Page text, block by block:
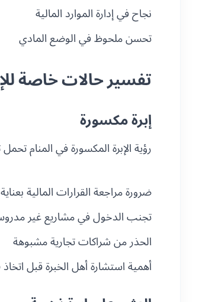
نجاح في إدارة الموارد المالية
تحسن ملحوظ في الوضع المادي
تفسير حالات خاصة
إبرة مكسورة
رؤية الإبرة المكسورة في المنام
ضرورة مراجعة القرارات المالية بعناية
تجنب الدخول في مشاريع غير
الحذر من شراكات تجارية مشبوهة
أهمية استشارة أهل الخبرة قبل